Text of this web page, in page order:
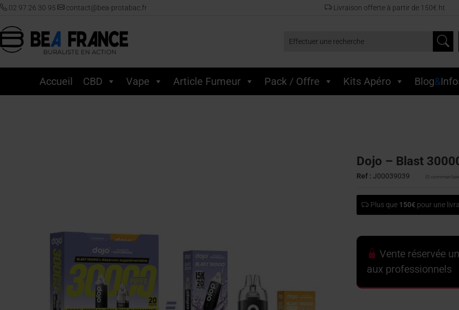
02 97 26 30 95 contact@bea-protabac.fr Livraison offerte à partir de 150€ ht
Effectuer une recherche
Accueil CBD Vape Article Fumeur Pack / Offre Kits Apéro Blog&
Dojo – Blast
Ref : J00039039 (0
Plus que 150€ pour une
Vente réservée
aux professionnels